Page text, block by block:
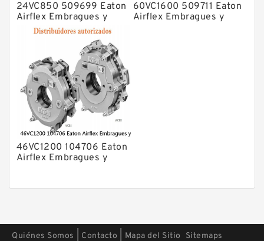
24VC850 509699 Eaton
Airflex Embragues y
Frenos
60VC1600 509711 Eaton
Airflex Embragues y
46VC1200 104706 Eaton
Airflex Embragues y
Quiénes Somos Contacto Mapa del Sitio Sitemaps